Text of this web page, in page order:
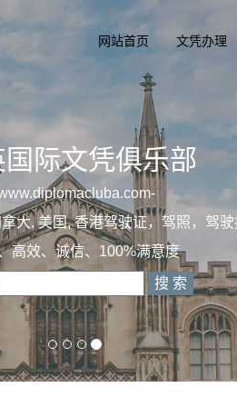
网站首页 文凭办理